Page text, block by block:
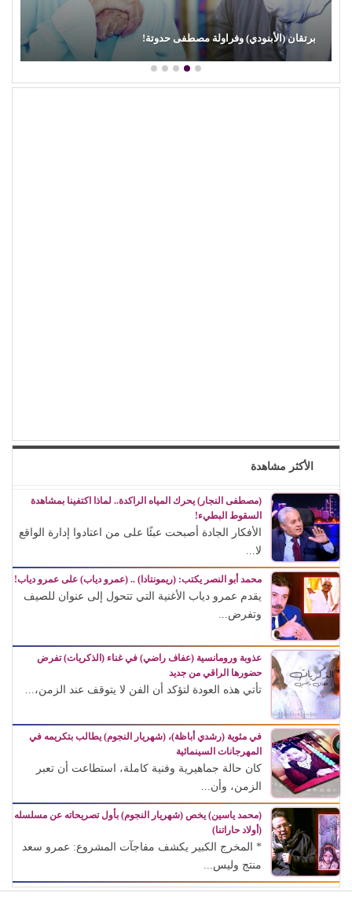
برتقان (الأبنودي) وفراولة مصطفى حدوتة!
الأكثر مشاهدة
(مصطفى النجار) يحرك المياه الراكدة.. لماذا اكتفينا بمشاهدة
السقوط البطيء!
الأفكار الجادة أصبحت عبئًا على من اعتادوا إدارة الواقع
لا...
محمد أبو النصر يكتب: (ريمونتادا) .. (عمرو دياب) على عمرو دياب!
يقدم عمرو دياب الأغنية التي تتحول إلى عنوان للصيف
وتفرض...
عذوبة ورومانسية (عفاف راضي) في غناء (الذكريات) تفرض
حضورها الراقي من جديد
تأتي هذه العودة لتؤكد أن الفن لا يتوقف عند الزمن،...
في مئوية (رشدي أباظة)، (شهريار النجوم) يطالب بتكريمه في
المهرجانات السينمائية
كان حالة جماهيرية وفنية كاملة، استطاعت أن تعبر
الزمن، وأن...
(محمد ياسين) يخص (شهريار النجوم) بأول تصريحاته عن مسلسله
(أولاد حاراتنا)
* المخرج الكبير يكشف مفاجآت المشروع: عمرو سعد
منتج وليس...